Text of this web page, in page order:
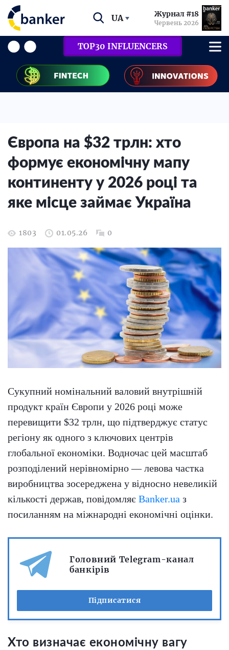
UA Журнал #18
Червень 2026
TOP30 INFLUENCERS
Європа на $32 трлн: хто
формує економічну мапу
континенту у 2026 році та
яке місце займає Україна
1803 01.05.26 0
Сукупний номінальний валовий внутрішній
продукт країн Європи у 2026 році може
перевищити $32 трлн, що підтверджує статус
регіону як одного з ключових центрів
глобальної економіки. Водночас цей масштаб
розподілений нерівномірно — левова частка
виробництва зосереджена у відносно невеликій
кількості держав, повідомляє Banker.ua з
посиланням на міжнародні економічні оцінки.
Головний Telegram-канал
банкірів
Підписатися
Хто визначає економічну вагу